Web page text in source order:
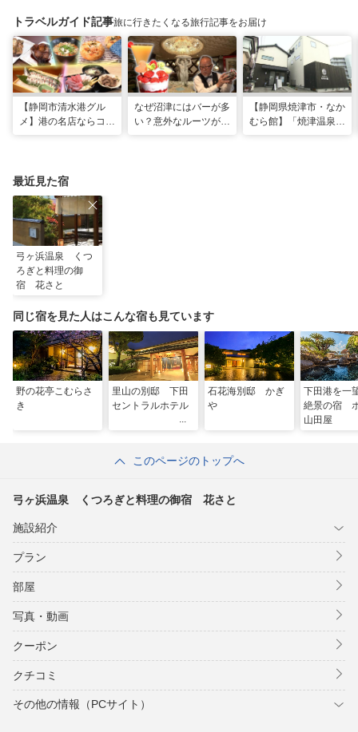
トラベルガイド記事旅に行きたくなる旅行記事をお届け
【静岡市清水港グル
メ】港の名店ならコ
なぜ沼津にはバーが多
い？意外なルーツがわ
【静岡県焼津市・なか
むら館】「焼津温泉」
最近見た宿
弓ヶ浜温泉 くつ
ろぎと料理の御
宿 花さと
同じ宿を見た人はこんな宿も見ています
野の花亭こむらさ
き
里山の別邸 下田
セントラルホテル
石花海別邸 かぎ
や
下田港を一
絶景の宿
山田屋
このページのトップへ
弓ヶ浜温泉 くつろぎと料理の御宿 花さと
施設紹介
プラン
部屋
写真・動画
クーポン
クチコミ
その他の情報（PCサイト）